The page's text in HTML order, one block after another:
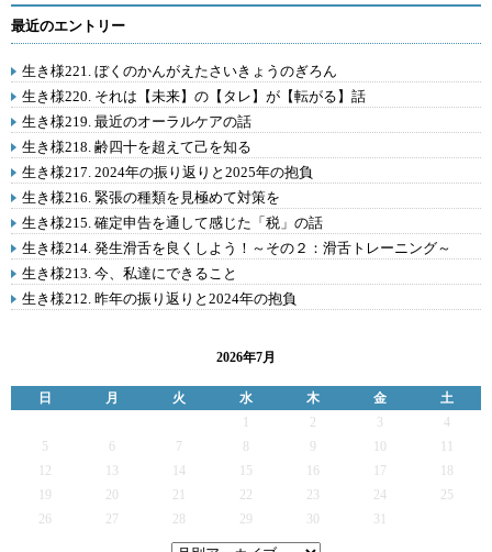
最近のエントリー
生き様221. ぼくのかんがえたさいきょうのぎろん
生き様220. それは【未来】の【タレ】が【転がる】話
生き様219. 最近のオーラルケアの話
生き様218. 齢四十を超えて己を知る
生き様217. 2024年の振り返りと2025年の抱負
生き様216. 緊張の種類を見極めて対策を
生き様215. 確定申告を通して感じた「税」の話
生き様214. 発生滑舌を良くしよう！～その２：滑舌トレーニング～
生き様213. 今、私達にできること
生き様212. 昨年の振り返りと2024年の抱負
2026年7月
日 月 火 水 木 金
土
2 3
4
5
6 7 9
12
13 14 15 16 17
19
20 21 22 23 24
25
26
27 28 29 30 31